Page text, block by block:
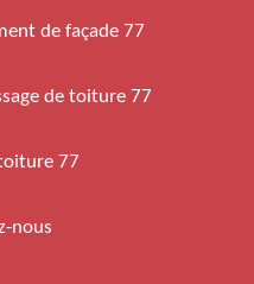
de façade 77
de toiture 77
77
nous